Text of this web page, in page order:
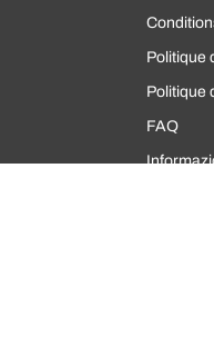
Politique
Politique
FAQ